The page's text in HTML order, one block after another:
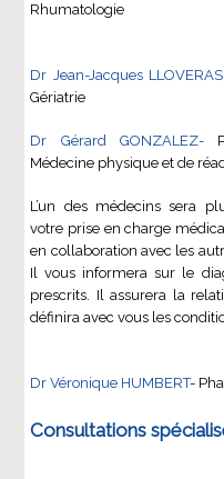
Rhumatologie
Dr Jean-Jacques LLOVERAS
Gériatrie
Dr Gérard GONZALEZ-
Médecine physique et de
L’un des médecins sera
votre prise en charge
en collaboration avec les
Il vous informera sur le
prescrits. Il assurera la
définira avec vous les
Dr Véronique HUMBERT-
Consultations